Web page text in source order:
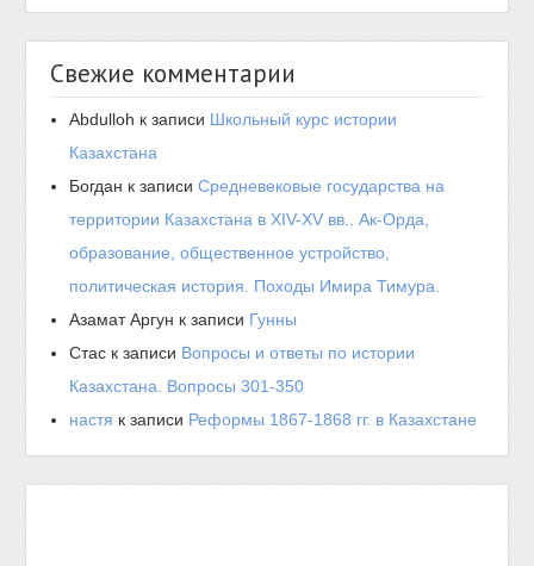
Свежие комментарии
Abdulloh к записи Школьный курс истории
Казахстана
Богдан к записиСредневековые государства на
территории Казахстана в XIV-XV вв.. Ак-Орда,
образование, общественное устройство,
политическая история. Походы Имира Тимура.
Азамат Аргун к записи Гунны
Стас к записи Вопросы и ответы по истории
Казахстана. Вопросы 301-350
настя к записи Реформы 1867-1868 гг. в Казахстане